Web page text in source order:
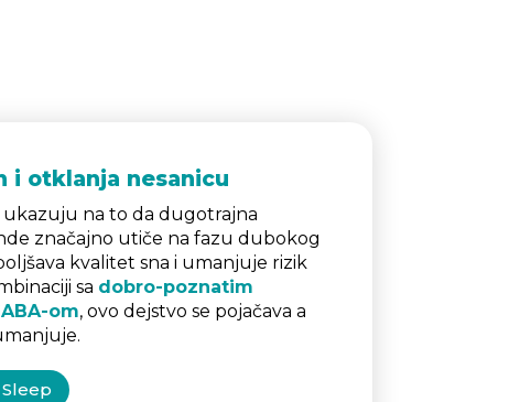
i otklanja nesanicu
ukazuju na to da dugotrajna
značajno utiče na fazu dubokog
kvalitet sna i umanjuje rizik
sa dobro-poznatim
om, ovo dejstvo se pojačava a